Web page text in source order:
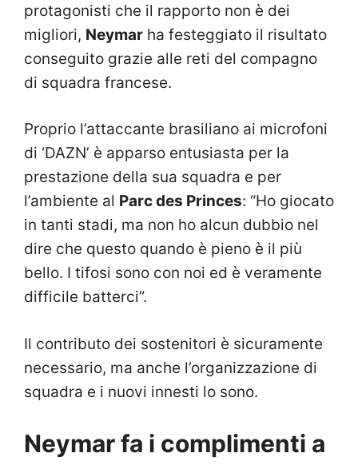
protagonisti che il rapporto non è dei
migliori, Neymar ha festeggiato il risultato
conseguito grazie alle reti del compagno
di squadra francese.
Proprio l’attaccante brasiliano ai microfoni
di ‘DAZN’ è apparso entusiasta per la
prestazione della sua squadra e per
l’ambiente al Parc des Princes: “Ho giocato
in tanti stadi, ma non ho alcun dubbio nel
dire che questo quando è pieno è il più
bello. I tifosi sono con noi ed è veramente
difficile batterci”.
Il contributo dei sostenitori è sicuramente
necessario, ma anche l’organizzazione di
squadra e i nuovi innesti lo sono.
Neymar fa i complimenti a